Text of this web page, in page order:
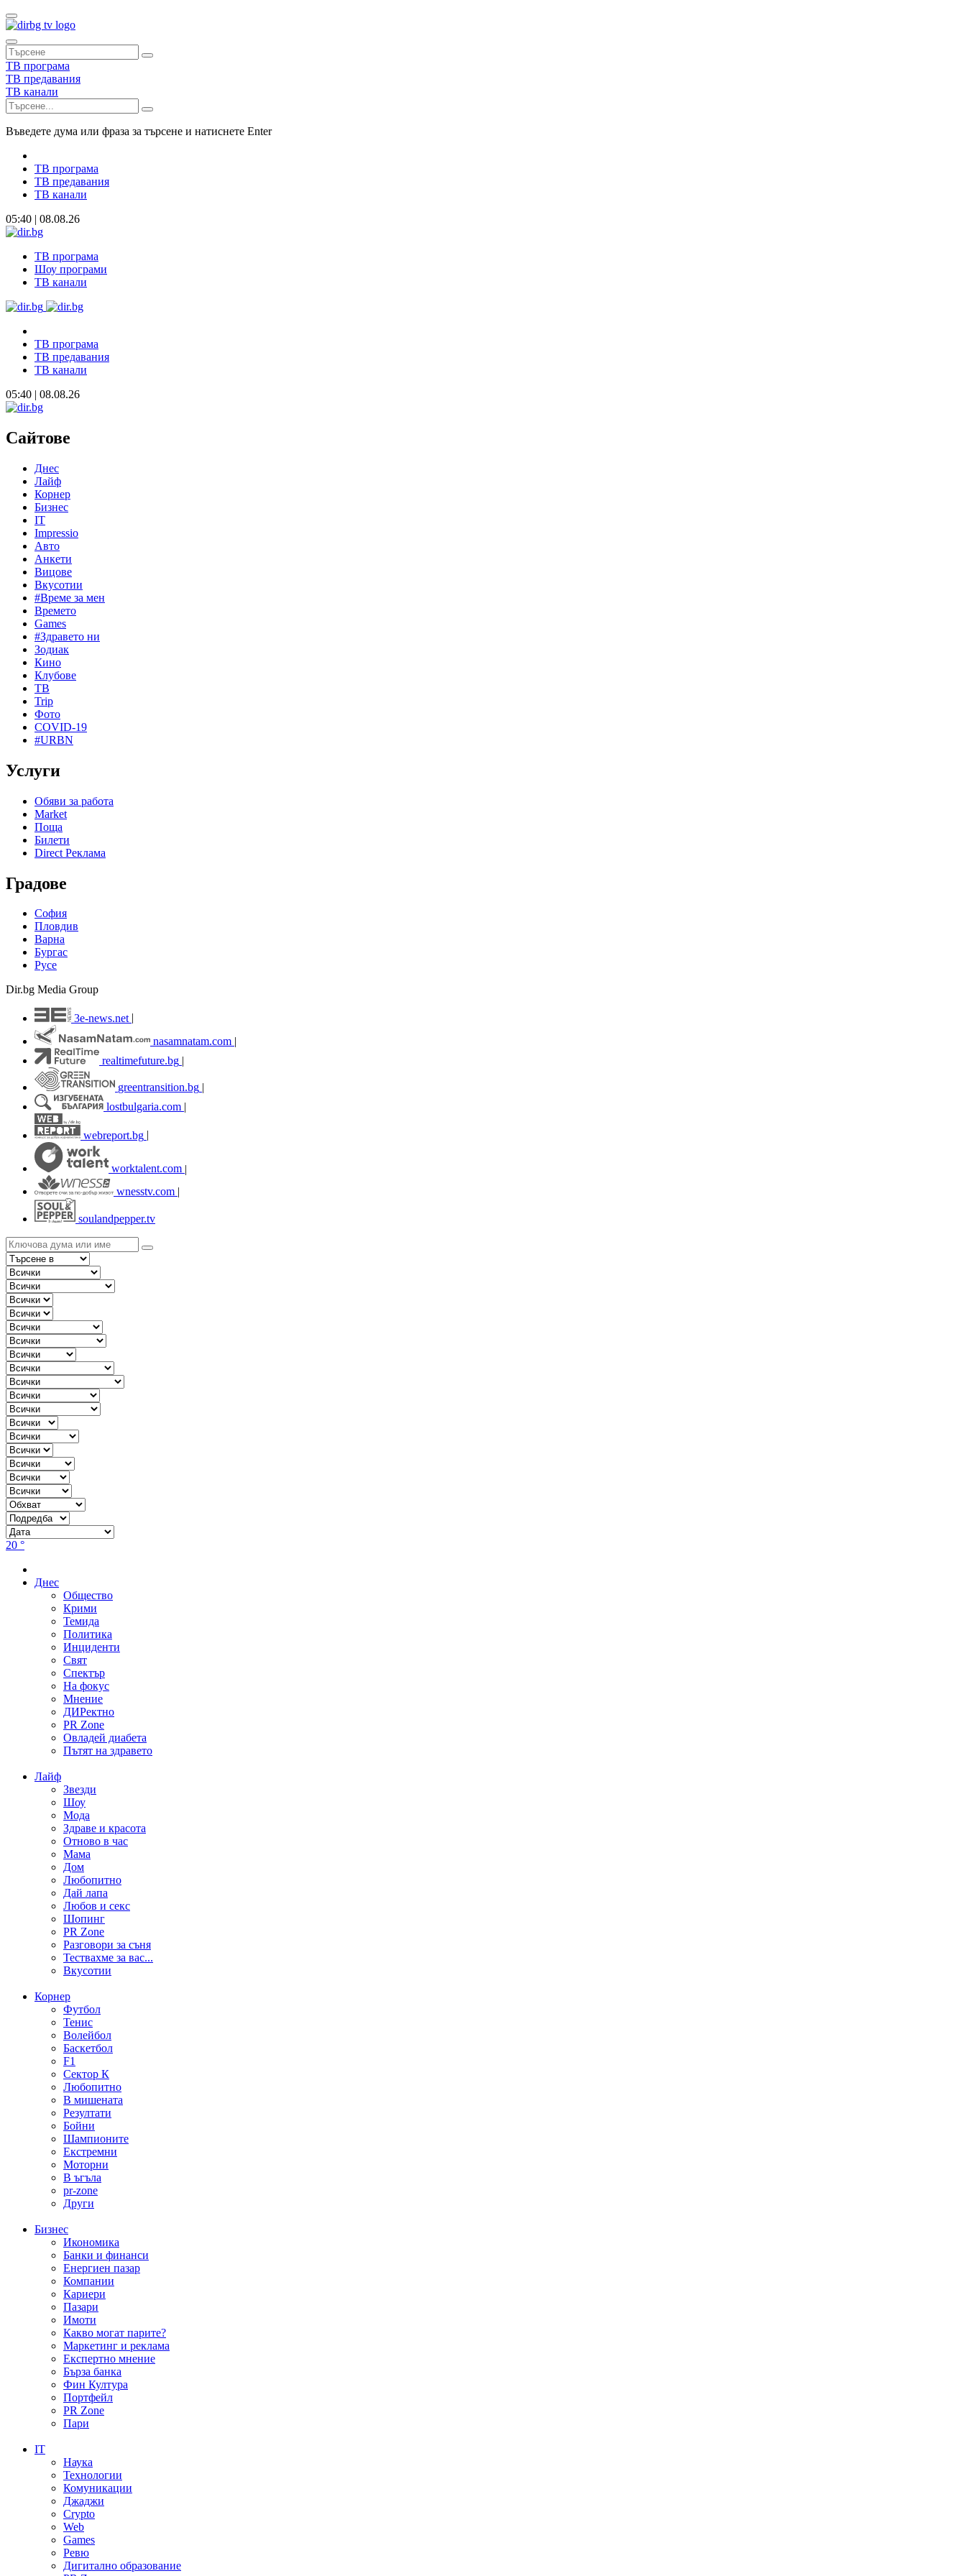
ТВ програма
ТВ предавания
ТВ канали
Въведете дума или фраза за търсене и натиснете Enter
ТВ програма
ТВ предавания
ТВ канали
05:40 | 08.08.26
ТВ програма
Шоу програми
ТВ канали
ТВ програма
ТВ предавания
ТВ канали
05:40 | 08.08.26
Сайтове
Днес
Лайф
Корнер
Бизнес
IT
Impressio
Авто
Анкети
Вицове
Вкусотии
#Време за мен
Времето
Games
#Здравето ни
Зодиак
Кино
Клубове
ТВ
Trip
Фото
COVID-19
#URBN
Услуги
Обяви за работа
Market
Поща
Билети
Direct Реклама
Градове
София
Пловдив
Варна
Бургас
Русе
Dir.bg Media Group
3e-news.net
nasamnatam.com |
realtimefuture.bg |
greentransition.bg |
lostbulgaria.com |
webreport.bg
worktalent.com |
wnesstv.com |
soulandpepper.tv
20 °
Днес
Общество
Крими
Темида
Политика
Инциденти
Свят
Спектър
На фокус
Мнение
ДИРектно
PR Zone
Овладей диабета
Пътят на здравето
Лайф
Звезди
Шоу
Мода
Здраве и красота
Отново в час
Мама
Дом
Любопитно
Дай лапа
Любов и секс
Шопинг
PR Zone
Разговори за съня
Тествахме за вас...
Вкусотии
Корнер
Футбол
Тенис
Волейбол
Баскетбол
F1
Сектор К
Любопитно
В мишената
Резултати
Бойни
Шампионите
Екстремни
Моторни
В ъгъла
pr-zone
Други
Бизнес
Икономика
Банки и финанси
Енергиен пазар
Компании
Кариери
Пазари
Имоти
Какво могат парите?
Маркетинг и реклама
Експертно мнение
Бърза банка
Фин Култура
Портфейл
PR Zone
Пари
IT
Наука
Технологии
Комуникации
Джаджи
Crypto
Web
Games
Ревю
Дигитално образование